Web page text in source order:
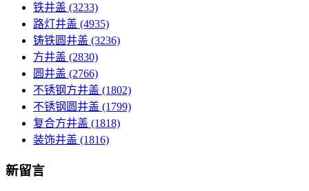
铁井盖 (3233)
路灯井盖 (4935)
铸铁圆井盖 (3236)
方井盖 (2830)
圆井盖 (2766)
不锈钢方井盖 (1802)
不锈钢圆井盖 (1799)
复合方井盖 (1818)
装饰井盖 (1816)
新留言